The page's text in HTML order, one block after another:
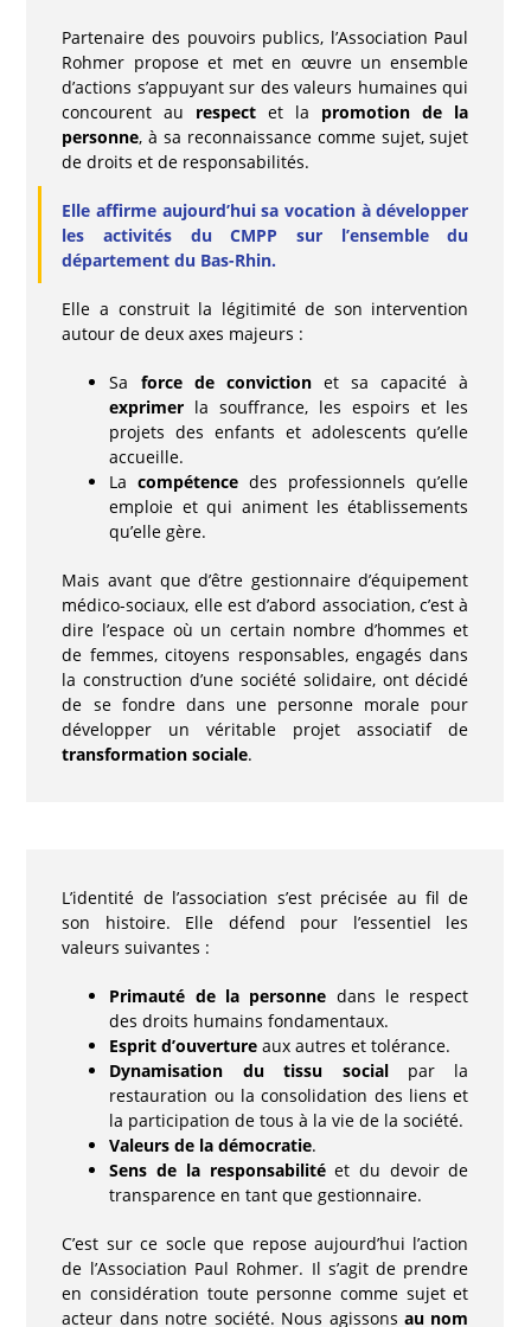
Partenaire des pouvoirs publics, l’Association Paul
Rohmer propose et met en œuvre un ensemble
d’actions s’appuyant sur des valeurs humaines qui
concourent au respect et la promotion de la
personne, à sa reconnaissance comme sujet, sujet
de droits et de responsabilités.
Elle affirme aujourd’hui sa vocation à développer
les activités du CMPP sur l’ensemble du
département du Bas-Rhin.
Elle a construit la légitimité de son intervention
autour de deux axes majeurs :
Sa force de convictionet sa capacité à
exprimer la souffrance, les espoirs et les
projets des enfants et adolescents qu’elle
accueille.
Lacompétence des professionnels qu’elle
emploie et qui animent les établissements
qu’elle gère.
Mais avant que d’être gestionnaire d’équipement
médico-sociaux, elle est d’abord association, c’est à
dire l’espace où un certain nombre d’hommes et
de femmes, citoyens responsables, engagés dans
la construction d’une société solidaire, ont décidé
de se fondre dans une personne morale pour
développer un véritable projet associatif de
transformation sociale.
L’identité de l’association s’est précisée au fil de
son histoire. Elle défend pour l’essentiel les
valeurs suivantes :
Primauté de la personne dans le respect
des droits humains fondamentaux.
Esprit d’ouverture aux autres et tolérance.
Dynamisation du tissu socialpar la
restauration ou la consolidation des liens et
la participation de tous à la vie de la société.
Valeurs de la démocratie.
Sens de la responsabilitéet du devoir de
transparence en tant que gestionnaire.
C’est sur ce socle que repose aujourd’hui l’action
de l’Association Paul Rohmer. Il s’agit de prendre
en considération toute personne comme sujet et
acteur dans notre société. Nous agissons au nom